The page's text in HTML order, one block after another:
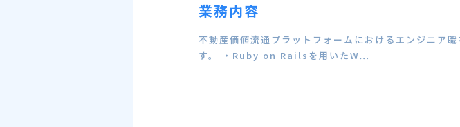
業務内容
不動産価値流通プラットフォームにおけるエンジニア
す。 ・Ruby on Railsを用いたW…